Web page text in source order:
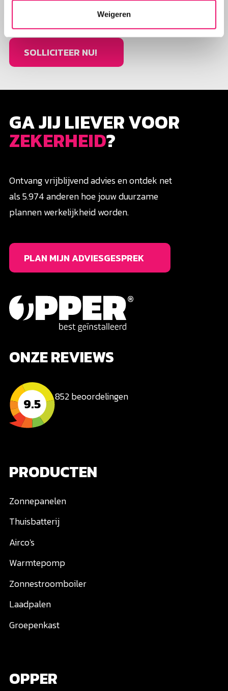
Weigeren
SOLLICITEER NU!
GA JIJ LIEVER VOOR
ZEKERHEID?
Ontvang vrijblijvend advies en ontdek net
als 5.974 anderen hoe jouw duurzame
plannen werkelijkheid worden.
PLAN MIJN ADVIESGESPREK
ONZE REVIEWS
9.5 852 beoordelingen
PRODUCTEN
Zonnepanelen
Thuisbatterij
Airco's
Warmtepomp
Zonnestroomboiler
Laadpalen
Groepenkast
OPPER